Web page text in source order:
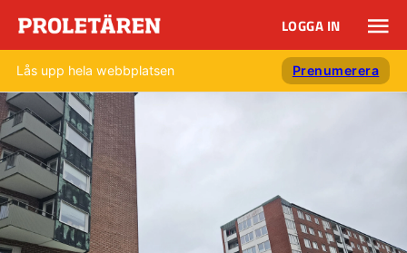
LOGGA IN
Lås upp hela webbplatsen Prenumerera